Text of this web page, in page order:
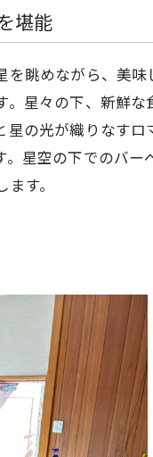
堪能
眺めながら、美
星々の下、新鮮
の光が織りなす
星空の下でのバ
す。